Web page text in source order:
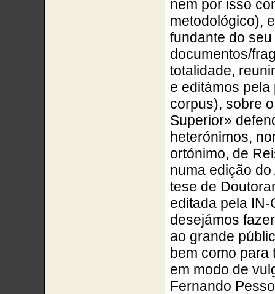
nem por isso
metodológico),
fundante do
documentos/
totalidade,
e editámos pela
corpus), sobre
Superior»
heterónimos,
ortónimo, de
numa edição
tese de
editada pela
desejámos
ao grande
bem como
em modo de
Fernando